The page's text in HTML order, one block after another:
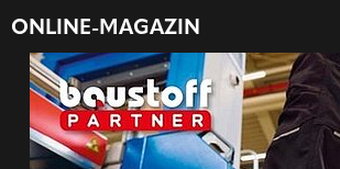
ONLINE-MAGAZIN